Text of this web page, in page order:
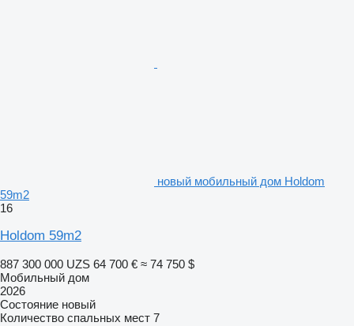
новый мобильный дом Holdom
59m2
16
Holdom 59m2
887 300 000 UZS 64 700 € ≈ 74 750 $
Мобильный дом
2026
Состояние новый
Количество спальных мест 7